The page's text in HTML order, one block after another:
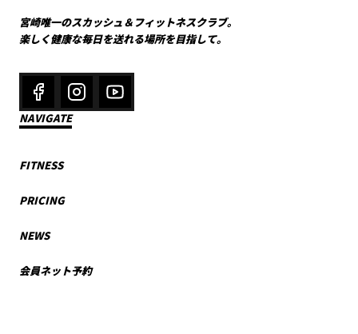
宮崎唯一のスカッシュ＆フィットネスクラブ。
楽しく健康な毎日を送れる場所を目指して。
NAVIGATE
FITNESS
PRICING
NEWS
会員ネット予約